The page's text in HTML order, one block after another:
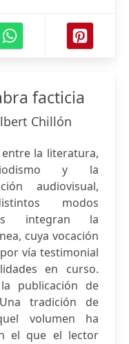
facticia
Chillón
la literatura,
y la
audiovisual,
modos
integran la
cuya vocación
vía testimonial
en curso.
publicación de
tradición de
volumen ha
el que el lector